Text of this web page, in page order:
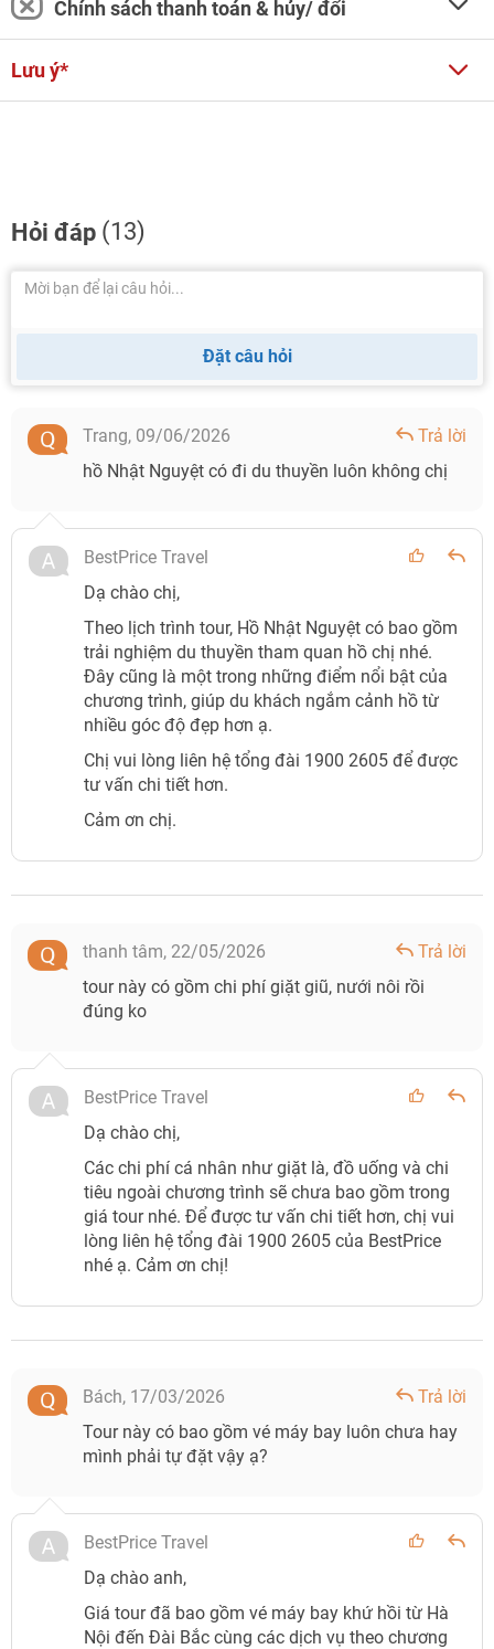
Chính sách thanh toán & hủy/ đổi
Lưu ý*
Hỏi đáp (13)
Đặt câu hỏi
Trang, 09/06/2026
Trả lời
hồ Nhật Nguyệt có đi du thuyền luôn không chị
BestPrice Travel
Dạ chào chị,
Theo lịch trình tour, Hồ Nhật Nguyệt có bao gồm
trải nghiệm du thuyền tham quan hồ chị nhé.
Đây cũng là một trong những điểm nổi bật của
chương trình, giúp du khách ngắm cảnh hồ từ
nhiều góc độ đẹp hơn ạ.
Chị vui lòng liên hệ tổng đài 1900 2605 để được
tư vấn chi tiết hơn.
Cảm ơn chị.
thanh tâm, 22/05/2026
Trả lời
tour này có gồm chi phí giặt giũ, nưới nôi rồi
đúng ko
BestPrice Travel
Dạ chào chị,
Các chi phí cá nhân như giặt là, đồ uống và chi
tiêu ngoài chương trình sẽ chưa bao gồm trong
giá tour nhé. Để được tư vấn chi tiết hơn, chị vui
lòng liên hệ tổng đài 1900 2605 của BestPrice
nhé ạ. Cảm ơn chị!
Bách, 17/03/2026
Trả lời
Tour này có bao gồm vé máy bay luôn chưa hay
mình phải tự đặt vậy ạ?
BestPrice Travel
Dạ chào anh,
Giá tour đã bao gồm vé máy bay khứ hồi từ Hà
Nội đến Đài Bắc cùng các dịch vụ theo chương